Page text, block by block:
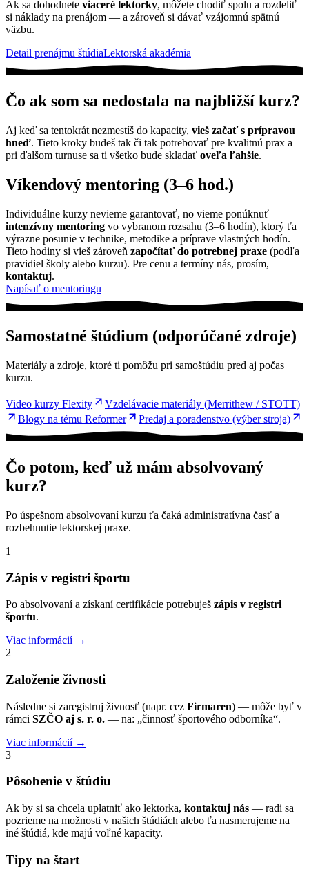
Ak sa dohodnete viaceré lektorky, môžete chodiť spolu a rozdeliť
si náklady na prenájom — a zároveň si dávať vzájomnú spätnú
väzbu.
Detail prenájmu štúdiaLektorská akadémia
Čo ak som sa nedostala na najbližší kurz?
Aj keď sa tentokrát nezmestíš do kapacity, vieš začať s prípravou
hneď. Tieto kroky budeš tak či tak potrebovať pre kvalitnú prax a
pri ďalšom turnuse sa ti všetko bude skladať oveľa ľahšie.
Víkendový mentoring (3–6 hod.)
Individuálne kurzy nevieme garantovať, no vieme ponúknuť
intenzívny mentoring vo vybranom rozsahu (3–6 hodín), ktorý ťa
výrazne posunie v technike, metodike a príprave vlastných hodín.
Tieto hodiny si vieš zároveň započítať do potrebnej praxe (podľa
pravidiel školy alebo kurzu). Pre cenu a termíny nás, prosím,
kontaktuj.
Napísať o mentoringu
Samostatné štúdium (odporúčané zdroje)
Materiály a zdroje, ktoré ti pomôžu pri samoštúdiu pred aj počas
kurzu.
Video kurzy Flexity
Vzdelávacie materiály (Merrithew / STOTT)
Blogy na tému Reformer
Predaj a poradenstvo (výber stroja)
Čo potom, keď už mám absolvovaný
kurz?
Po úspešnom absolvovaní kurzu ťa čaká administratívna časť a
rozbehnutie lektorskej praxe.
1
Zápis v registri športu
Po absolvovaní a získaní certifikácie potrebuješ zápis v registri
športu.
Viac informácií →
2
Založenie živnosti
Následne si zaregistruj živnosť (napr. cez Firmaren) — môže byť v
rámci SZČO aj s. r. o. — na: „činnosť športového odborníka“.
Viac informácií →
3
Pôsobenie v štúdiu
Ak by si sa chcela uplatniť ako lektorka, kontaktuj nás — radi sa
pozrieme na možnosti v našich štúdiách alebo ťa nasmerujeme na
iné štúdiá, kde majú voľné kapacity.
Tipy na štart